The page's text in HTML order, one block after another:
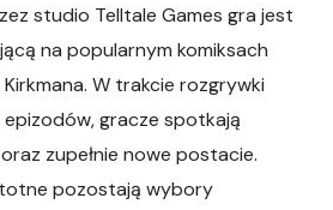
studio Telltale Games gra jest
na popularnym komiksach
W trakcie rozgrywki
gracze spotkają
zupełnie nowe postacie.
pozostają wybory